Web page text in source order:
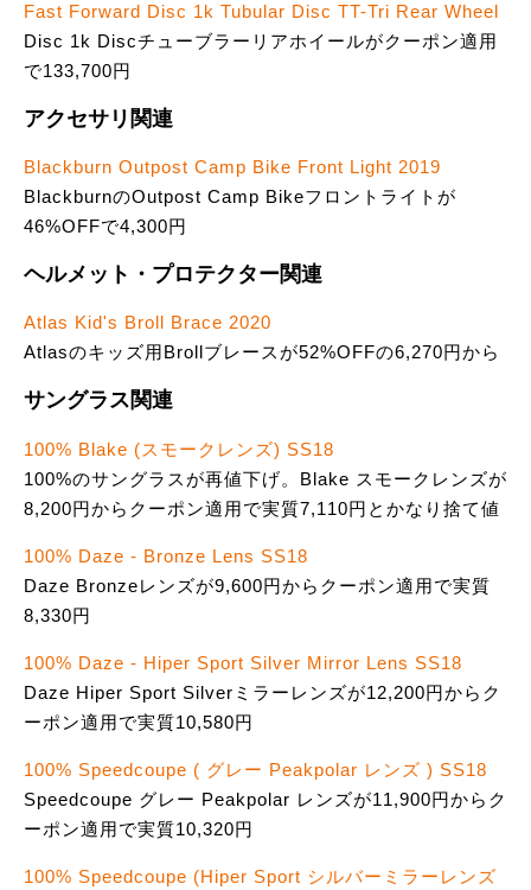
Fast Forward Disc 1k Tubular Disc TT-Tri Rear Wheel
Disc 1k Discチューブラーリアホイールがクーポン適用
で133,700円
アクセサリ関連
Blackburn Outpost Camp Bike Front Light 2019
BlackburnのOutpost Camp Bikeフロントライトが
46%OFFで4,300円
ヘルメット・プロテクター関連
Atlas Kid's Broll Brace 2020
Atlasのキッズ用Brollブレースが52%OFFの6,270円から
サングラス関連
100% Blake (スモークレンズ) SS18
100%のサングラスが再値下げ。Blake スモークレンズが
8,200円からクーポン適用で実質7,110円とかなり捨て値
100% Daze - Bronze Lens SS18
Daze Bronzeレンズが9,600円からクーポン適用で実質
8,330円
100% Daze - Hiper Sport Silver Mirror Lens SS18
Daze Hiper Sport Silverミラーレンズが12,200円からク
ーポン適用で実質10,580円
100% Speedcoupe ( グレー Peakpolar レンズ ) SS18
Speedcoupe グレー Peakpolar レンズが11,900円からク
ーポン適用で実質10,320円
100% Speedcoupe (Hiper Sport シルバーミラーレンズ